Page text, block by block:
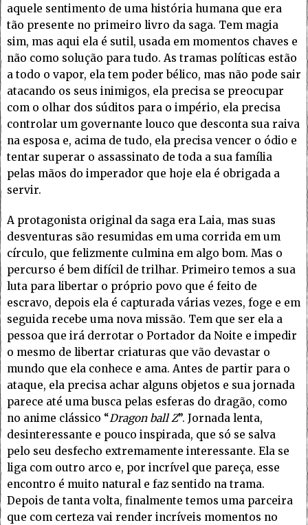
aquele sentimento de uma história humana que era
tão presente no primeiro livro da saga. Tem magia
sim, mas aqui ela é sutil, usada em momentos chaves e
não como solução para tudo. As tramas políticas estão
a todo o vapor, ela tem poder bélico, mas não pode sair
atacando os seus inimigos, ela precisa se preocupar
com o olhar dos súditos para o império, ela precisa
controlar um governante louco que desconta sua raiva
na esposa e, acima de tudo, ela precisa vencer o ódio e
tentar superar o assassinato de toda a sua família
pelas mãos do imperador que hoje ela é obrigada a
servir.
A protagonista original da saga era Laia, mas suas
desventuras são resumidas em uma corrida em um
círculo, que felizmente culmina em algo bom. Mas o
percurso é bem difícil de trilhar. Primeiro temos a sua
luta para libertar o próprio povo que é feito de
escravo, depois ela é capturada várias vezes, foge e em
seguida recebe uma nova missão. Tem que ser ela a
pessoa que irá derrotar o Portador da Noite e impedir
o mesmo de libertar criaturas que vão devastar o
mundo que ela conhece e ama. Antes de partir para o
ataque, ela precisa achar alguns objetos e sua jornada
parece até uma busca pelas esferas do dragão, como
no anime clássico “Dragon ball Z”. Jornada lenta,
desinteressante e pouco inspirada, que só se salva
pelo seu desfecho extremamente interessante. Ela se
liga com outro arco e, por incrível que pareça, esse
encontro é muito natural e faz sentido na trama.
Depois de tanta volta, finalmente temos uma parceira
que com certeza vai render incríveis momentos no